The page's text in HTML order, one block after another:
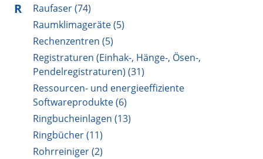
R
Raufaser (74)
Raumklimageräte (5)
Rechenzentren (5)
Registraturen (Einhak-, Hänge-, Ösen-,
Pendelregistraturen) (31)
Ressourcen- und energieeffiziente
Softwareprodukte (6)
Ringbucheinlagen (13)
Ringbücher (11)
Rohrreiniger (2)